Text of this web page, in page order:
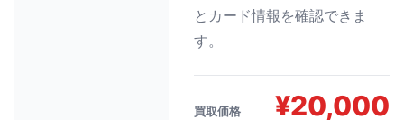
とカード情報を確認できま
す。
買取価格 ¥20,000